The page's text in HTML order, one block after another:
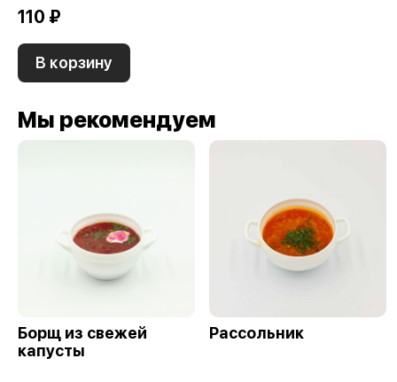
110 ₽
В корзину
Мы рекомендуем
Борщ из свежей
капусты
Рассольник